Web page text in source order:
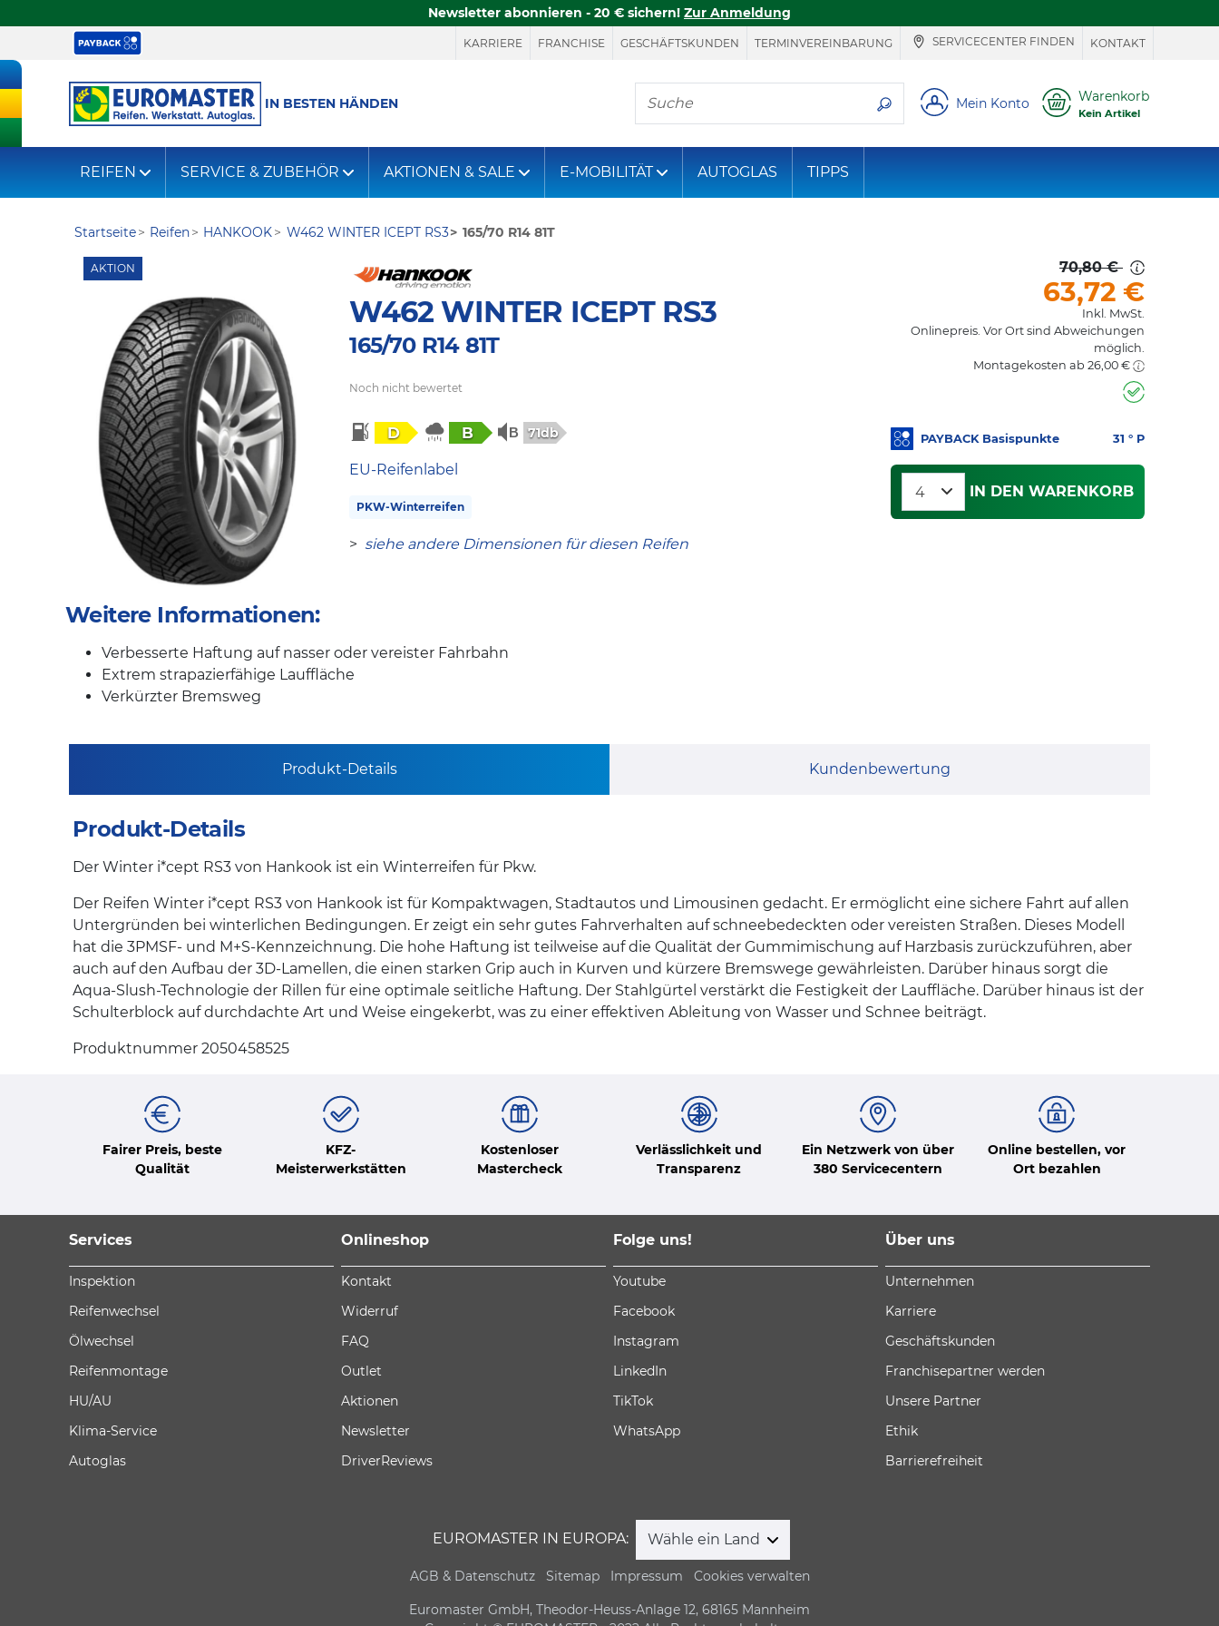
Newsletter abonnieren - 20 € sichern! Zur Anmeldung
KARRIERE FRANCHISE GESCHÄFTSKUNDEN TERMINVEREINBARUNG SERVICECENTER FINDEN KONTAKT
IN BESTEN HÄNDEN
Hier finden Sie, was Sie suchen
Mein Konto Warenkorb
Kein Artikel
REIFEN SERVICE & ZUBEHÖR AKTIONEN & SALE E-MOBILITÄT AUTOGLAS TIPPS
Startseite Reifen HANKOOK W462 WINTER ICEPT RS3 165/70 R14 81T
AKTION
W462 WINTER ICEPT RS3
165/70 R14 81T
Noch nicht bewertet
D B 71db
EU-Reifenlabel
PKW-Winterreifen
> siehe andere Dimensionen für diesen Reifen
70,80 €
63,72 €
Inkl. MwSt.
Onlinepreis. Vor Ort sind Abweichungen
möglich.
Montagekosten ab 26,00 €
PAYBACK Basispunkte 31 ° P
IN DEN WARENKORB
Weitere Informationen:
Verbesserte Haftung auf nasser oder vereister Fahrbahn
Extrem strapazierfähige Lauffläche
Verkürzter Bremsweg
Produkt-Details Kundenbewertung
Produkt-Details
Der Winter i*cept RS3 von Hankook ist ein Winterreifen für Pkw.
Der Reifen Winter i*cept RS3 von Hankook ist für Kompaktwagen, Stadtautos und Limousinen gedacht. Er ermöglicht eine sichere Fahrt auf allen
Untergründen bei winterlichen Bedingungen. Er zeigt ein sehr gutes Fahrverhalten auf schneebedeckten oder vereisten Straßen. Dieses Modell
hat die 3PMSF- und M+S-Kennzeichnung. Die hohe Haftung ist teilweise auf die Qualität der Gummimischung auf Harzbasis zurückzuführen, aber
auch auf den Aufbau der 3D-Lamellen, die einen starken Grip auch in Kurven und kürzere Bremswege gewährleisten. Darüber hinaus sorgt die
Aqua-Slush-Technologie der Rillen für eine optimale seitliche Haftung. Der Stahlgürtel verstärkt die Festigkeit der Lauffläche. Darüber hinaus ist der
Schulterblock auf durchdachte Art und Weise eingekerbt, was zu einer effektiven Ableitung von Wasser und Schnee beiträgt.
Produktnummer 2050458525
Fairer Preis, beste
Qualität
KFZ-
Meisterwerkstätten
Kostenloser
Mastercheck
Verlässlichkeit und
Transparenz
Ein Netzwerk von über
380 Servicecentern
Online bestellen, vor
Ort bezahlen
Services
Inspektion
Reifenwechsel
Ölwechsel
Reifenmontage
HU/AU
Klima-Service
Autoglas
Onlineshop
Kontakt
Widerruf
FAQ
Outlet
Aktionen
Newsletter
DriverReviews
Folge uns!
Youtube
Facebook
Instagram
LinkedIn
TikTok
WhatsApp
Über uns
Unternehmen
Karriere
Geschäftskunden
Franchisepartner werden
Unsere Partner
Ethik
Barrierefreiheit
EUROMASTER IN EUROPA: Wähle ein Land
AGB & Datenschutz Sitemap Impressum Cookies verwalten
Euromaster GmbH, Theodor-Heuss-Anlage 12, 68165 Mannheim